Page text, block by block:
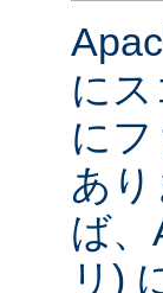
に
に
あ
ば
リ)